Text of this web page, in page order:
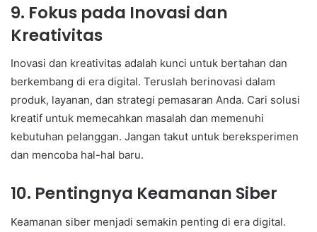
9. Fokus pada Inovasi dan
Kreativitas
Inovasi dan kreativitas adalah kunci untuk bertahan dan
berkembang di era digital. Teruslah berinovasi dalam
produk, layanan, dan strategi pemasaran Anda. Cari solusi
kreatif untuk memecahkan masalah dan memenuhi
kebutuhan pelanggan. Jangan takut untuk bereksperimen
dan mencoba hal-hal baru.
10. Pentingnya Keamanan Siber
Keamanan siber menjadi semakin penting di era digital.